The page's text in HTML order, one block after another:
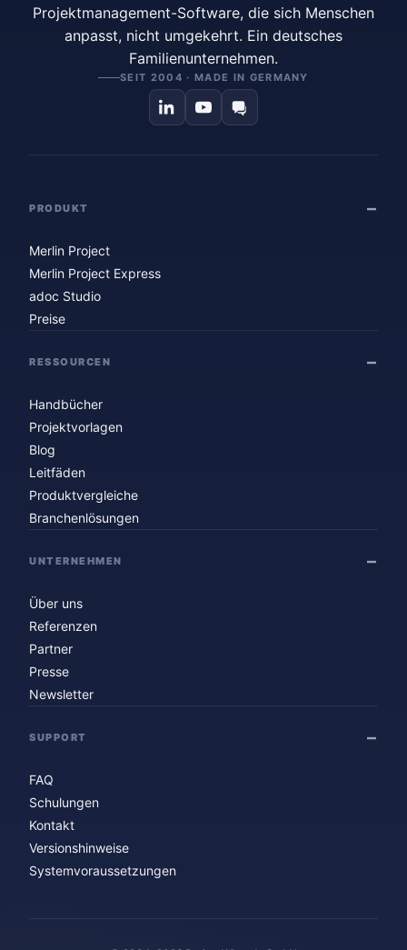
Projektmanagement-Software, die sich Menschen
anpasst, nicht umgekehrt. Ein deutsches
Familienunternehmen.
SEIT 2004 · MADE IN GERMANY
PRODUKT
Merlin Project
Merlin Project Express
adoc Studio
Preise
RESSOURCEN
Handbücher
Projektvorlagen
Blog
Leitfäden
Produktvergleiche
Branchenlösungen
UNTERNEHMEN
Über uns
Referenzen
Partner
Presse
Newsletter
SUPPORT
FAQ
Schulungen
Kontakt
Versionshinweise
Systemvoraussetzungen